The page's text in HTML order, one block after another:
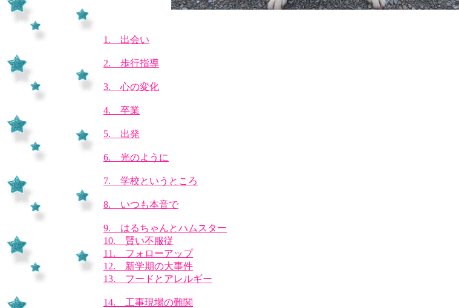
1. 出会い
2. 歩行指導
3. 心の変化
4. 卒業
5. 出発
6. 光のように
7. 学校というところ
8. いつも本音で
9. はるちゃんとハムスター
10. 賢い不服従
11. フォローアップ
12. 新学期の大事件
13. フードとアレルギー
14. 工事現場の難関